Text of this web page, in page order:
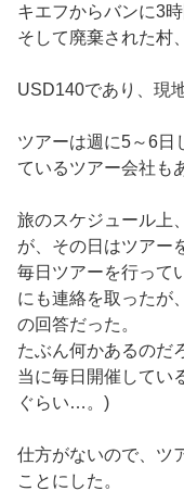
キエフからバンに3
そして廃棄された村
USD140であり、現
ツアーは週に5～6日
ているツアー会社も
旅のスケジュール上
が、その日はツアー
毎日ツアーを行って
にも連絡を取ったが
の回答だった。
たぶん何かあるのだ
当に毎日開催してい
ぐらい…。)
仕方がないので、ツ
ことにした。